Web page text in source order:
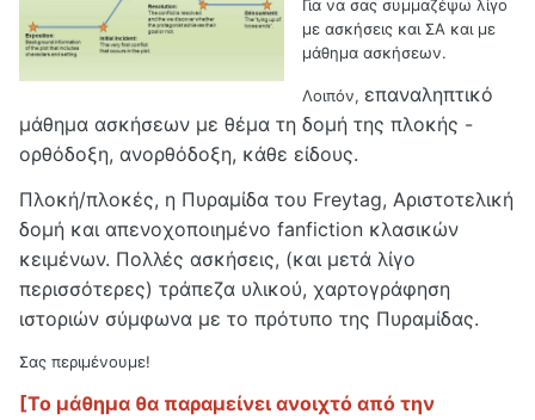
Για να σας συμμαζέψω λίγο
με ασκήσεις και ΣΑ και με
μάθημα ασκήσεων.
Λοιπόν, επαναληπτικό
μάθημα ασκήσεων με θέμα τη δομή της πλοκής -
ορθόδοξη, ανορθόδοξη, κάθε είδους.
Πλοκή/πλοκές, η Πυραμίδα του Freytag, Αριστοτελική
δομή και απενοχοποιημένο fanfiction κλασικών
κειμένων. Πολλές ασκήσεις, (και μετά λίγο
περισσότερες) τράπεζα υλικού, χαρτογράφηση
ιστοριών σύμφωνα με το πρότυπο της Πυραμίδας.
Σας περιμένουμε!
[Το μάθημα θα παραμείνει ανοιχτό από την